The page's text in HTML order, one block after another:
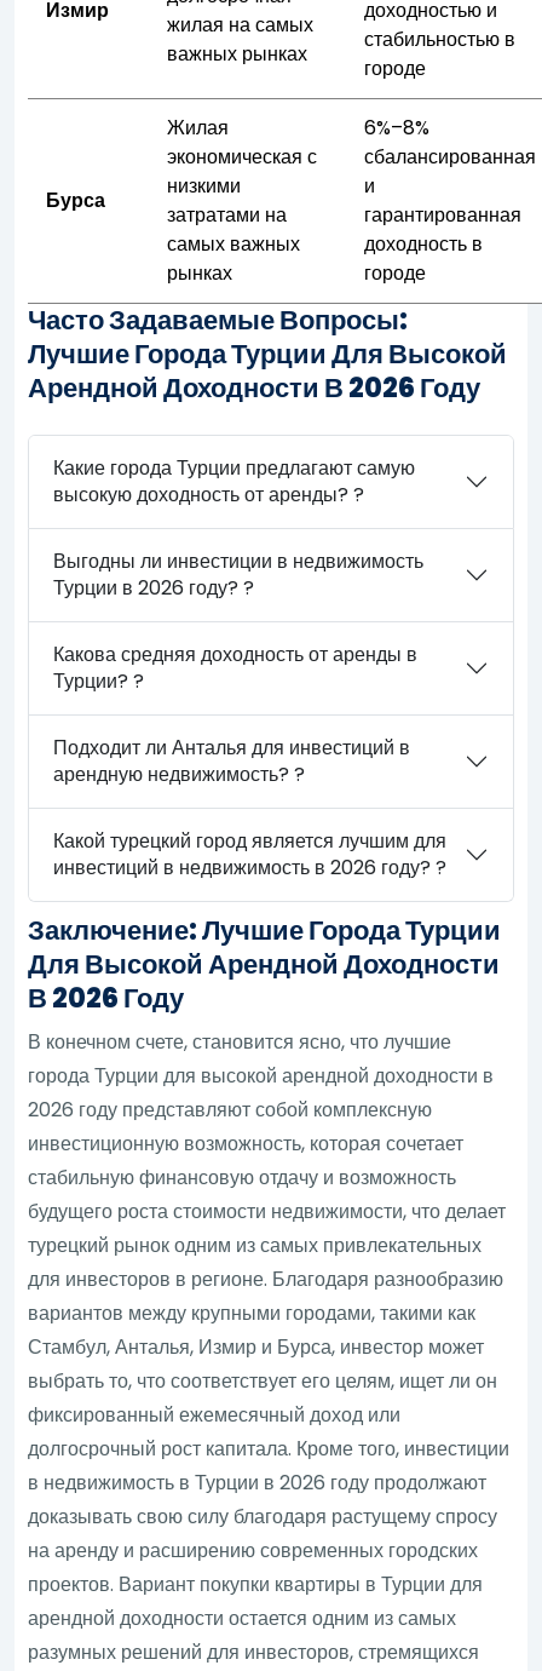
Измир
жилая на самых
важных рынках
доходностью и
стабильностью в
городе
Бурса
Жилая
экономическая с
низкими
затратами на
самых важных
рынках
6%–8%
сбалансированная
и
гарантированная
доходность в
городе
Часто Задаваемые Вопросы:
Лучшие Города Турции Для Высокой
Арендной Доходности В 2026 Году
Какие города Турции предлагают самую
высокую доходность от аренды? ?
Выгодны ли инвестиции в недвижимость
Турции в 2026 году? ?
Какова средняя доходность от аренды в
Турции? ?
Подходит ли Анталья для инвестиций в
арендную недвижимость? ?
Какой турецкий город является лучшим для
инвестиций в недвижимость в 2026 году? ?
Заключение: Лучшие Города Турции
Для Высокой Арендной Доходности
В 2026 Году
В конечном счете, становится ясно, что лучшие
города Турции для высокой арендной доходности в
2026 году представляют собой комплексную
инвестиционную возможность, которая сочетает
стабильную финансовую отдачу и возможность
будущего роста стоимости недвижимости, что делает
турецкий рынок одним из самых привлекательных
для инвесторов в регионе. Благодаря разнообразию
вариантов между крупными городами, такими как
Стамбул, Анталья, Измир и Бурса, инвестор может
выбрать то, что соответствует его целям, ищет ли он
фиксированный ежемесячный доход или
долгосрочный рост капитала. Кроме того, инвестиции
в недвижимость в Турции в 2026 году продолжают
доказывать свою силу благодаря растущему спросу
на аренду и расширению современных городских
проектов. Вариант покупки квартиры в Турции для
арендной доходности остается одним из самых
разумных решений для инвесторов, стремящихся